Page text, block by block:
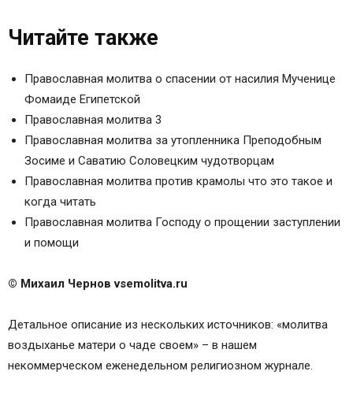
Молитва воздыханье матери о чаде своем
МАТЕРИНСКАЯ МОЛИТВА ЗА ЧАДО СВОЕ
МОЛИТВЕННОЕ ВОЗДЫХАНИЕ МАТЕРИ О
ЧАДАХ СВОИХ
МОЛИТВЫ О ДЕТЯХ
Молитва воздыханье матери о чаде своем
христианский молитвенный центр
Молитва воздыханье матери о чаде своем
Поддержите проект – поделитесь материалом:
Молитвы родителей о детях
Молитвы отца или матери о детях.
Молитва родителей на благословение детей.
Пророку, Предтече и Крестителю Господню
Иоанну.
Читайте также
Православная молитва о спасении от насилия Мученице
Фомаиде Египетской
Православная молитва 3
Православная молитва за утопленника Преподобным
Зосиме и Саватию Соловецким чудотворцам
Православная молитва против крамолы что это такое и
когда читать
Православная молитва Господу о прощении заступлении
и помощи
© Михаил Чернов vsemolitva.ru
Детальное описание из нескольких источников: «молитва
воздыханье матери о чаде своем» – в нашем
некоммерческом еженедельном религиозном журнале.